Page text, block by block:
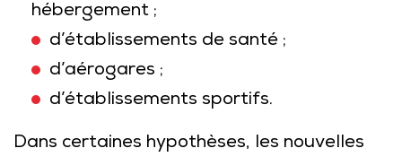
hébergement ;
d’établissements de santé ;
d’aérogares ;
d’établissements sportifs.
Dans certaines hypothèses, les nouvelles